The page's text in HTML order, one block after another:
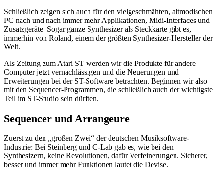
Schließlich zeigen sich auch für den vielgeschmähten, altmodischen
PC nach und nach immer mehr Applikationen, Midi-Interfaces und
Zusatzgeräte. Sogar ganze Synthesizer als Steckkarte gibt es,
immerhin von Roland, einem der größten Synthesizer-Hersteller der
Welt.
Als Zeitung zum Atari ST werden wir die Produkte für andere
Computer jetzt vernachlässigen und die Neuerungen und
Erweiterungen bei der ST-Software betrachten. Beginnen wir also
mit den Sequencer-Programmen, die schließlich auch der wichtigste
Teil im ST-Studio sein dürften.
Sequencer und Arrangeure
Zuerst zu den „großen Zwei“ der deutschen Musiksoftware-
Industrie: Bei Steinberg und C-Lab gab es, wie bei den
Synthesizern, keine Revolutionen, dafür Verfeinerungen. Sicherer,
besser und immer mehr Funktionen lautet die Devise.